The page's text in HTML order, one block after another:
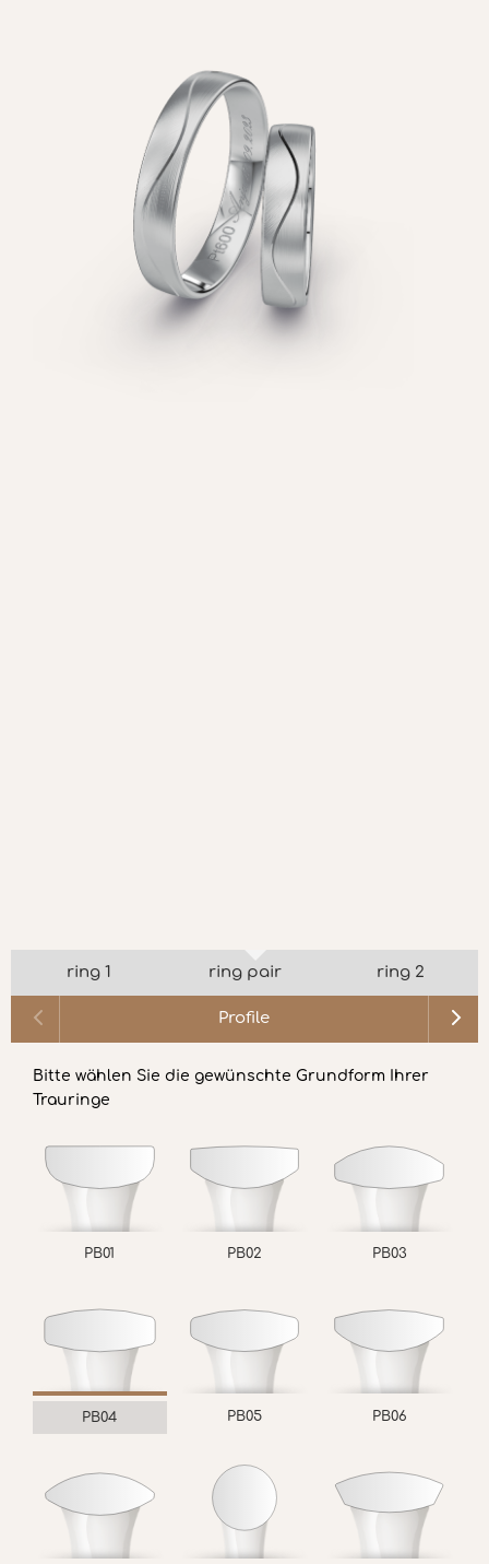
ring 1 ring pair ring 2
Profile
Bitte wählen Sie die gewünschte Grundform Ihrer
Trauringe
PB01 PB02 PB03
PB04 PB05 PB06